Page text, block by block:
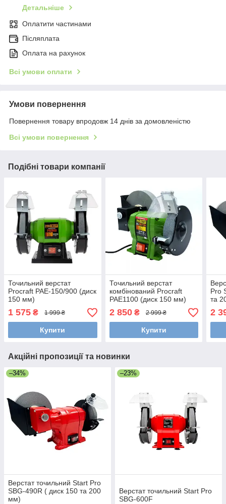
Детальніше
Оплатити частинами
Післяплата
Оплата на рахунок
Всі умови оплати
Умови повернення
Повернення товару впродовж 14 днів за домовленістю
Всі умови повернення
Подібні товари компанії
Точильний верстат
Procraft PAE-150/900 (диск
150 мм)
1 575 ₴ 1 999 ₴
Купити
Точильний верстат
комбінований Procraft
PAE1100 (диск 150 мм)
2 850₴ 2 999 ₴
Купити
Pro
та
2
Акційні пропозиції та новинки
–34%
Верстат точильний Start Pro
SBG-490R ( диск 150 та 200
мм)
–23%
Верстат точильний Start Pro
SBG-600F